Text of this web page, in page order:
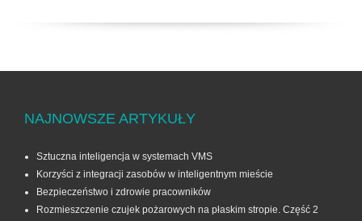
NAJNOWSZE ARTYKUŁY
Sztuczna inteligencja w systemach VMS
Korzyści z integracji zasobów w inteligentnym mieście
Bezpieczeństwo i zdrowie pracowników
Rozmieszczenie czujek pożarowych na płaskim stropie. Część 2